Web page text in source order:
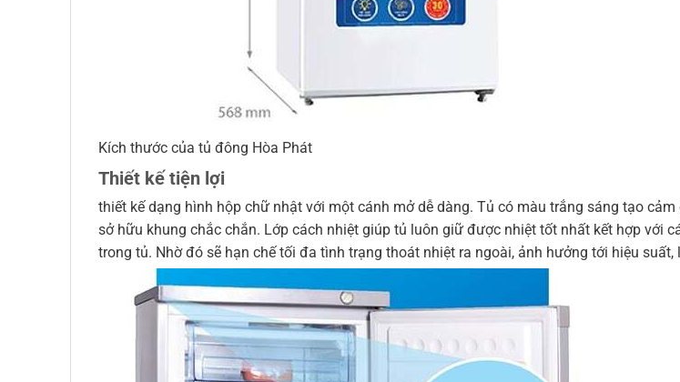
Kích thước của tủ đông Hòa Phát
Thiết kế tiện lợi
thiết kế dạng hình hộp chữ nhật với một cánh mở dễ dàng. Tủ có màu trắng sáng tạo
sở hữu khung chắc chắn. Lớp cách nhiệt giúp tủ luôn giữ được nhiệt tốt nhất kết hợp với
trong tủ. Nhờ đó sẽ hạn chế tối đa tình trạng thoát nhiệt ra ngoài, ảnh hưởng tới hiệu suất,